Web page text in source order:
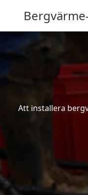
Att installera